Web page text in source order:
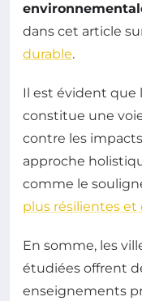
dans cet article
durable.
Il est évident que
constitue une
contre les
approche
comme le
plus résilientes et
En somme, les
étudiées offrent
enseignements